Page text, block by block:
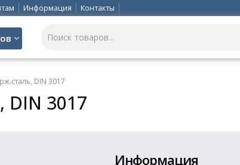
Информация Контакты
DIN 3017
3017
Информация